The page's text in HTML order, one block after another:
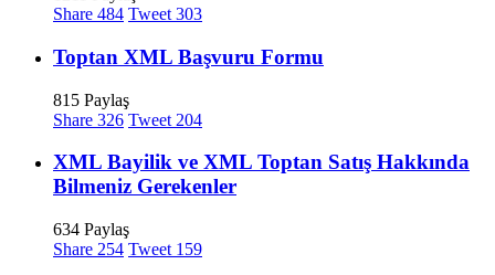
Share 484 Tweet 303
Toptan XML Başvuru Formu
815 Paylaş
Share 326 Tweet 204
XML Bayilik ve XML Toptan Satış Hakkında
Bilmeniz Gerekenler
634 Paylaş
Share 254 Tweet 159